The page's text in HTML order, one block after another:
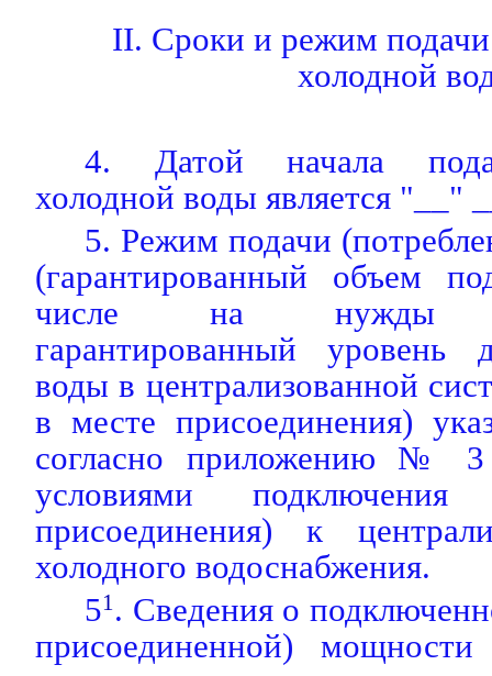
II. Сроки и режим подачи
холодной
4. Датой начала
холодной воды является "__"
5. Режим подачи
(гарантированный объем
числе на нужды
гарантированный уровень
воды в централизованной
в месте присоединения)
согласно приложению № 3
условиями подключения
присоединения) к
холодного водоснабжения.
51 . Сведения о
присоединенной)